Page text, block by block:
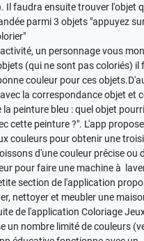
Il faudra ensuite trouver l'objet
parmi 3 objets "appuyez
un personnage vous
(qui ne sont pas coloriés) il
couleur pour ces
la correspondance objet et
la peinture bleu : quel objet
cette peinture ?". L'app
couleurs pour obtenir une
d'une couleur précise ou
pour faire une machine à
section de l'application
nettoyer et meubler une
de l'application Coloriage
un nombre limité de couleurs